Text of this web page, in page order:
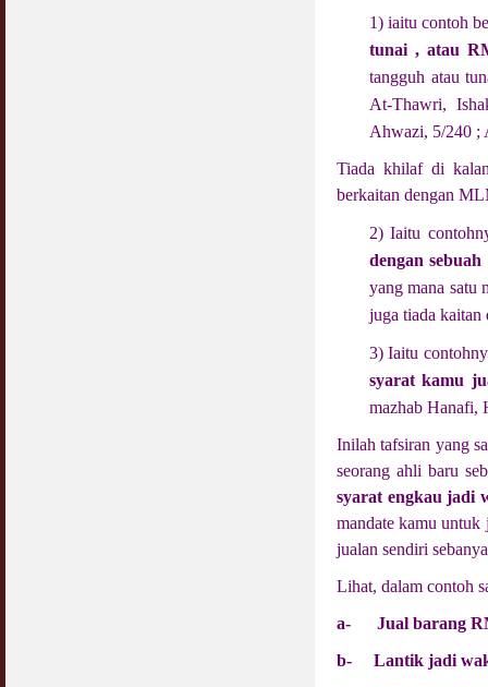
1) iaitu contoh
tunai , atau
tangguh atau
At-Thawri,
Ahwazi, 5/240 ;
Tiada khilaf di
berkaitan dengan
2) Iaitu
dengan
yang mana satu
juga tiada
3) Iaitu
syarat kamu
mazhab Hanafi,
Inilah tafsiran yang
seorang ahli baru
syarat engkau jadi
mandate kamu untuk
jualan sendiri
Lihat, dalam contoh
a- Jual barang
b- Lantik jadi